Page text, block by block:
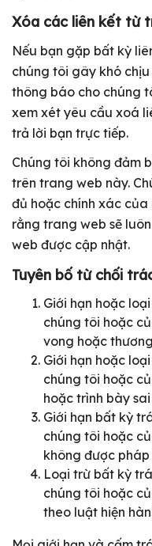
Xóa các liên kết từ
Nếu bạn gặp bất kỳ
chúng tôi gây khó
thông báo cho chúng
xem xét yêu cầu xoá
trả lời bạn trực tiếp.
Chúng tôi không đảm
trên trang web này.
đủ hoặc chính xác
rằng trang web sẽ
web được cập nhật.
Tuyên bố từ chối
Giới hạn hoặc
chúng tôi hoặc
vong hoặc
Giới hạn hoặc
chúng tôi hoặc
hoặc trình bày
Giới hạn bất kỳ
chúng tôi hoặc
không được
Loại trừ bất kỳ
chúng tôi hoặc
theo luật hiện